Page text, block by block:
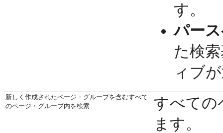
す。
パー
た検
ィブ
新しく作成されたページ・グループを含むすべて
のページ・グループ内を検索
すべての
ます。